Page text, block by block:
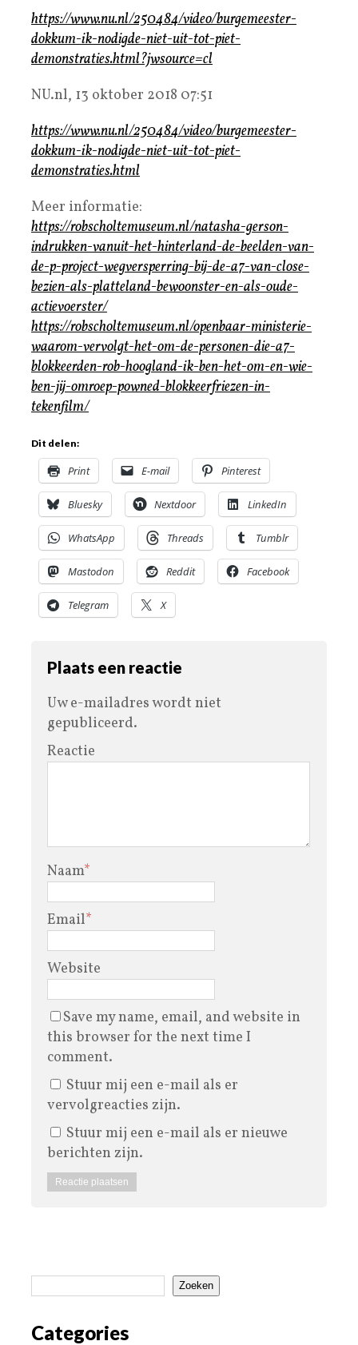
https://www.nu.nl/250484/video/burgemeester-
dokkum-ik-nodigde-niet-uit-tot-piet-
demonstraties.html?jwsource=cl
NU.nl, 13 oktober 2018 07:51
https://www.nu.nl/250484/video/burgemeester-
dokkum-ik-nodigde-niet-uit-tot-piet-
demonstraties.html
Meer informatie:
https://robscholtemuseum.nl/natasha-gerson-
indrukken-vanuit-het-hinterland-de-beelden-van-
de-p-project-wegversperring-bij-de-a7-van-close-
bezien-als-platteland-bewoonster-en-als-oude-
actievoerster/
https://robscholtemuseum.nl/openbaar-ministerie-
waarom-vervolgt-het-om-de-personen-die-a7-
blokkeerden-rob-hoogland-ik-ben-het-om-en-wie-
ben-jij-omroep-powned-blokkeerfriezen-in-
tekenfilm/
Dit delen:
Print E-mail Pinterest
Bluesky Nextdoor LinkedIn
WhatsApp Threads Tumblr
Mastodon Reddit Facebook
Telegram X
Plaats een reactie
Uw e-mailadres wordt niet
gepubliceerd.
Reactie
Naam*
Email*
Website
Save my name, email, and website in
this browser for the next time I
comment.
Stuur mij een e-mail als er
vervolgreacties zijn.
Stuur mij een e-mail als er nieuwe
berichten zijn.
Zoeken
Categories